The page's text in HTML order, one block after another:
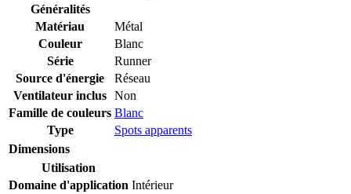
Généralités
Matériau
Métal
Couleur
Blanc
Série
Runner
Source d'énergie
Réseau
Ventilateur inclus Non
Famille de couleurs Blanc
Type
Spots apparents
Dimensions
Utilisation
Domaine d'application Intérieur